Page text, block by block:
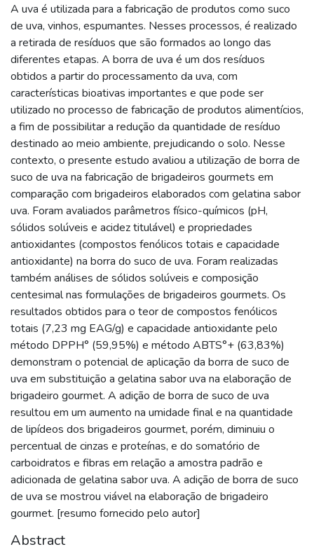
A uva é utilizada para a fabricação de produtos como suco
de uva, vinhos, espumantes. Nesses processos, é realizado
a retirada de resíduos que são formados ao longo das
diferentes etapas. A borra de uva é um dos resíduos
obtidos a partir do processamento da uva, com
características bioativas importantes e que pode ser
utilizado no processo de fabricação de produtos alimentícios,
a fim de possibilitar a redução da quantidade de resíduo
destinado ao meio ambiente, prejudicando o solo. Nesse
contexto, o presente estudo avaliou a utilização de borra de
suco de uva na fabricação de brigadeiros gourmets em
comparação com brigadeiros elaborados com gelatina sabor
uva. Foram avaliados parâmetros físico-químicos (pH,
sólidos solúveis e acidez titulável) e propriedades
antioxidantes (compostos fenólicos totais e capacidade
antioxidante) na borra do suco de uva. Foram realizadas
também análises de sólidos solúveis e composição
centesimal nas formulações de brigadeiros gourmets. Os
resultados obtidos para o teor de compostos fenólicos
totais (7,23 mg EAG/g) e capacidade antioxidante pelo
método DPPH° (59,95%) e método ABTS°+ (63,83%)
demonstram o potencial de aplicação da borra de suco de
uva em substituição a gelatina sabor uva na elaboração de
brigadeiro gourmet. A adição de borra de suco de uva
resultou em um aumento na umidade final e na quantidade
de lipídeos dos brigadeiros gourmet, porém, diminuiu o
percentual de cinzas e proteínas, e do somatório de
carboidratos e fibras em relação a amostra padrão e
adicionada de gelatina sabor uva. A adição de borra de suco
de uva se mostrou viável na elaboração de brigadeiro
gourmet. [resumo fornecido pelo autor]
Abstract